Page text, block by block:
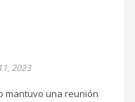
2023
mantuvo una reunión